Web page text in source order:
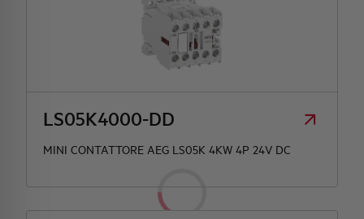
LS05K4000-DD
MINI CONTATTORE AEG LS05K 4KW 4P 24V DC